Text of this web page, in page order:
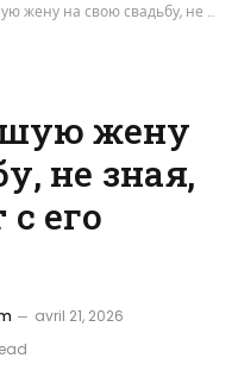
свадьбу, не зная, что она придёт с его дочерью
жену
не зная,
его
avril 21, 2026